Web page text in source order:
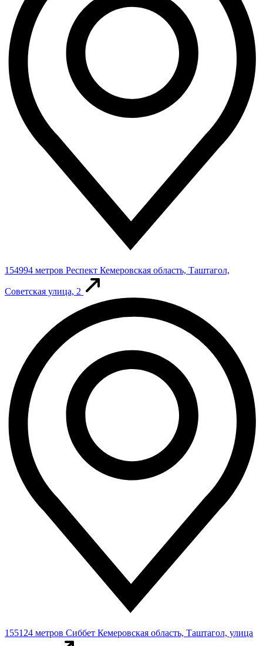
154994 метров Респект Кемеровская область, Таштагол,
Советская улица, 2
155124 метров Сиббет Кемеровская область, Таштагол, улица